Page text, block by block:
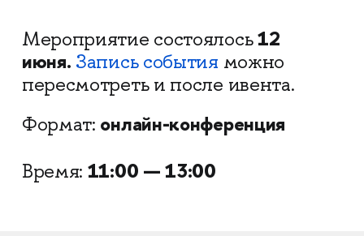
Мероприятие состоялось12
июня. Запись события можно
пересмотреть и после ивента.
Формат: онлайн-конференция
Время: 11:00 — 13:00